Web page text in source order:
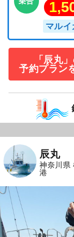
マルイ
「辰丸
予約プラン
辰丸
神奈川県
港